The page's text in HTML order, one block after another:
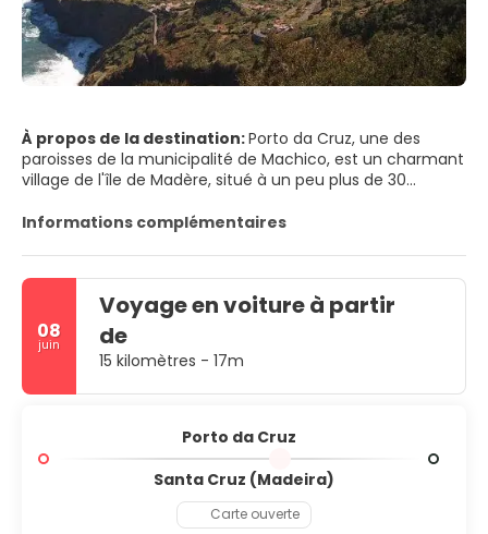
À propos de la destination:Porto da Cruz, une des
paroisses de la municipalité de Machico, est un charmant
village de l'île de Madère, situé à un peu plus de 30
températures douces toute l'année, vous pourrez vous
qui vous permettront de voir le paysage au-dessus de
l'océan et de profiter de la plage.
Informations complémentaires
08
juin
Voyage en voiture à partir
de
15 kilomètres - 17m
Porto da Cruz
Santa Cruz (Madeira)
Carte ouverte